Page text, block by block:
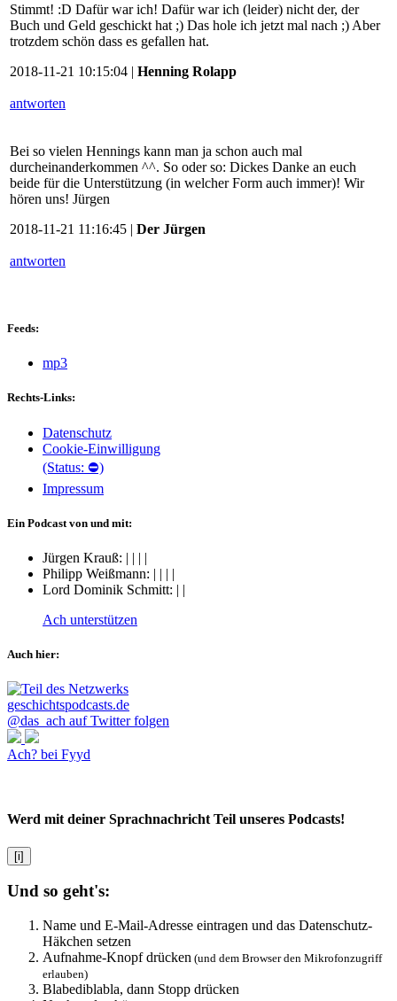
Stimmt! :D Dafür war ich! Dafür war ich (leider) nicht der, der
Buch und Geld geschickt hat ;) Das hole ich jetzt mal nach ;) Aber
trotzdem schön dass es gefallen hat.
2018-11-21 10:15:04 | Henning Rolapp
antworten
Bei so vielen Hennings kann man ja schon auch mal
durcheinanderkommen ^^. So oder so: Dickes Danke an euch
beide für die Unterstützung (in welcher Form auch immer)! Wir
hören uns! Jürgen
2018-11-21 11:16:45 | Der Jürgen
antworten
Feeds:
mp3
Rechts-Links:
Datenschutz
Cookie-Einwilligung
(Status: ⛔)
Impressum
Ein Podcast von und mit:
Jürgen Krauß: | | | |
Philipp Weißmann: | | | |
Lord Dominik Schmitt: | |
Ach unterstützen
Auch hier:
@das_ach auf Twitter folgen
Ach? bei Fyyd
Werd mit deiner Sprachnachricht Teil unseres Podcasts!
[i]
Und so geht's:
Name und E-Mail-Adresse eintragen und das Datenschutz-
Häkchen setzen
Aufnahme-Knopf drücken (und dem Browser den Mikrofonzugriff
erlauben)
Blabediblabla, dann Stopp drücken